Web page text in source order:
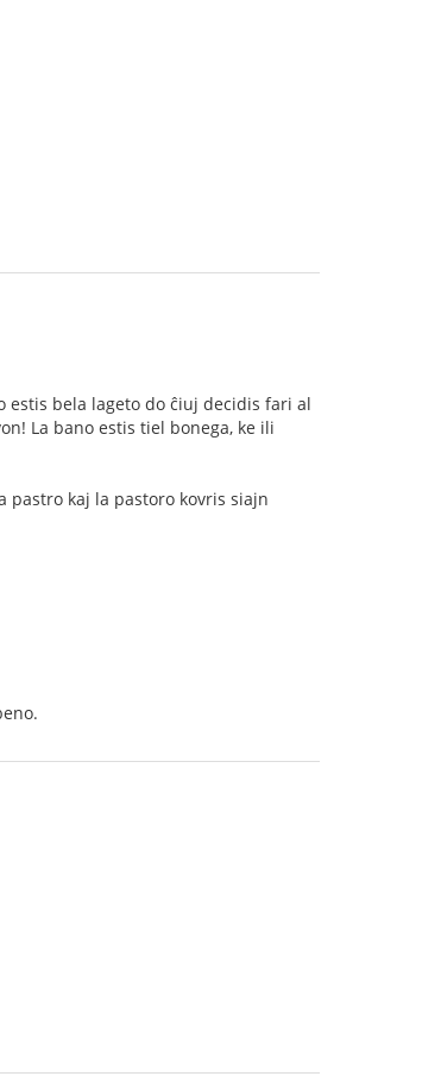
estis bela lageto do ĉiuj decidis fari al
La bano estis tiel bonega, ke ili
pastro kaj la pastoro kovris siajn